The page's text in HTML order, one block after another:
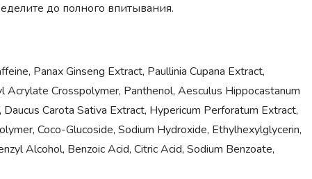
до полного впитывания.
Panax Ginseng Extract, Paullinia Cupana Extract,
Crosspolymer, Panthenol, Aesculus Hippocastanum
Carota Sativa Extract, Hypericum Perforatum Extract,
Coco-Glucoside, Sodium Hydroxide, Ethylhexylglycerin,
Alcohol, Benzoic Acid, Citric Acid, Sodium Benzoate,